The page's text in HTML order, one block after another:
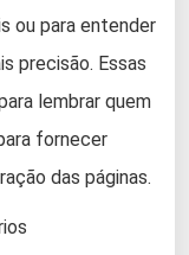
ou para entender
precisão. Essas
lembrar quem
fornecer
das páginas.